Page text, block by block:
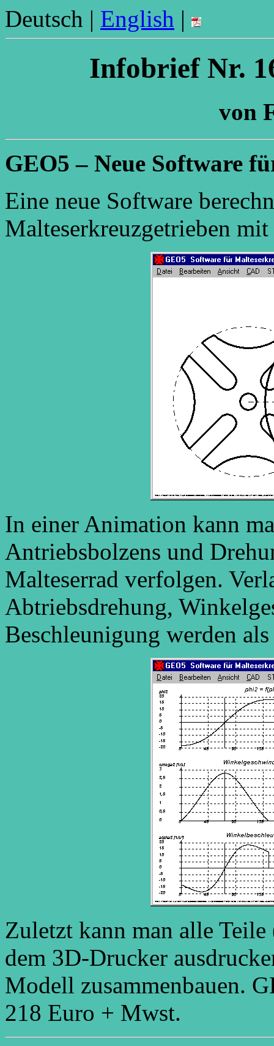
Deutsch | English |
Infobrief Nr.
von
GEO5 – Neue Software
Eine neue Software
Malteserkreuzgetrieben
In einer Animation kann
Antriebsbolzens und
Malteserrad verfolgen.
Abtriebsdrehung,
Beschleunigung werden
Zuletzt kann man alle
dem 3D-Drucker
Modell zusammenbauen.
218 Euro + Mwst.